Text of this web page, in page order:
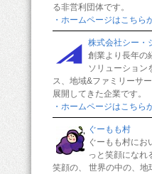
る非営利団体です。
・ホームページはこちら
株式会社シー・
創業より長年の
ソリューション
ス、地域&ファミリーサ
展開してきた企業です。
・ホームページはこちら
ぐーもも村
ぐーもも村にお
っと笑顔になれ
笑顔の、 世界の中の、地